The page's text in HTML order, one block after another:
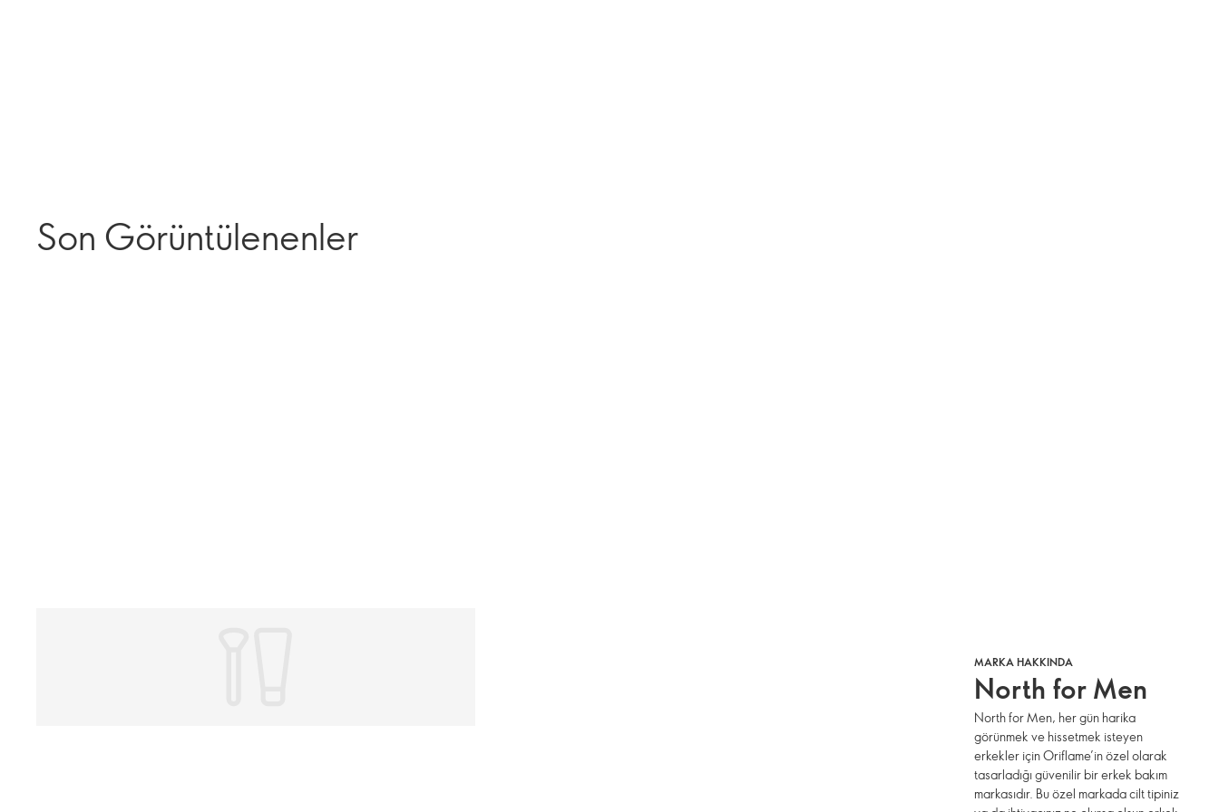
Son Görüntülenenler
MARKA HAKKINDA
North for Men
North for Men, her gün harika
görünmek ve hissetmek isteyen
erkekler için Oriflame’in özel olarak
tasarladığı güvenilir bir erkek bakım
markasıdır. Bu özel markada cilt tipiniz